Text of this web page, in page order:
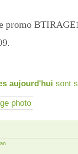
promo
aujourd'hui sont
photo